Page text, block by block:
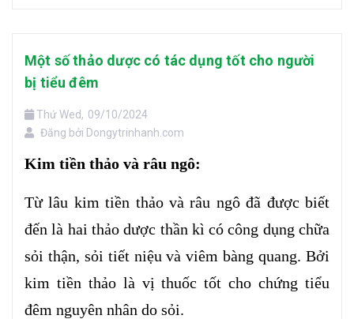
Một số thảo dược có tác dụng tốt cho người
bị tiểu đêm
Thứ Wed, 09/10/2024
Đăng bởi Dongytrinhanh.com
Kim tiền thảo và râu ngô:
Từ lâu kim tiền thảo và râu ngô đã được biết
đến là hai thảo dược thần kì có công dụng chữa
sỏi thận, sỏi tiết niệu và viêm bàng quang. Bởi
kim tiền thảo là vị thuốc tốt cho chứng tiểu
đêm nguyên nhân do sỏi.